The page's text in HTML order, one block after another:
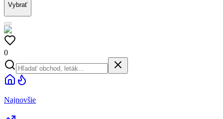
Vybrať
0
Najnovšie